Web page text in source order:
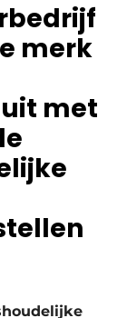
merk
met